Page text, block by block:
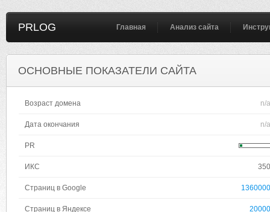
PRLOG Главная Анализ сайта
ОСНОВНЫЕ ПОКАЗАТЕЛИ САЙТА
Возраст домена n/a
Дата окончания n/a
PR
ИКС 350
Страниц в Google 1360000
Страниц в Яндексе 20000